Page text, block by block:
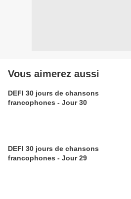
Vous aimerez aussi
DEFI 30 jours de chansons
francophones - Jour 30
DEFI 30 jours de chansons
francophones - Jour 29